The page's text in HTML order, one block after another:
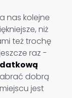
nas kolejne
niż
też trochę
raz -
dobrą
jest